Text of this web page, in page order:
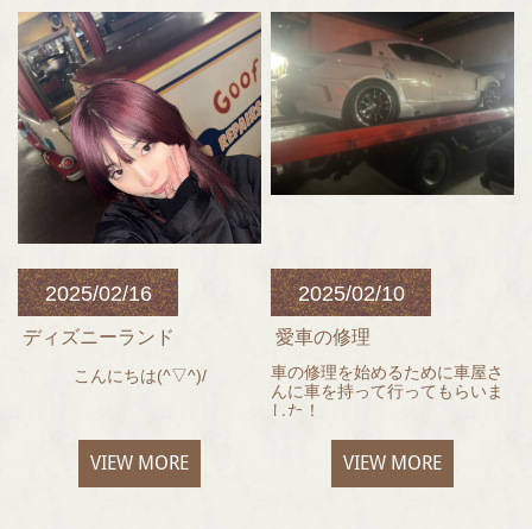
おすすめです！
夢だった……
というなんともドナルドらしい
ストーリーです！
今年もどんなドナルドの世界観
が見れるか楽しみです！
2025/02/16
ディズニーランド
こんにちは(^▽^)/
てきました♡
VIEW MORE
2025/02/10
愛車の修理
車の修理を始めるために車屋さ
んに車を持って行ってもらいま
した！
それなりに古くなってきて壊れ
る箇所も増えてきましたがまだ
VIEW MORE